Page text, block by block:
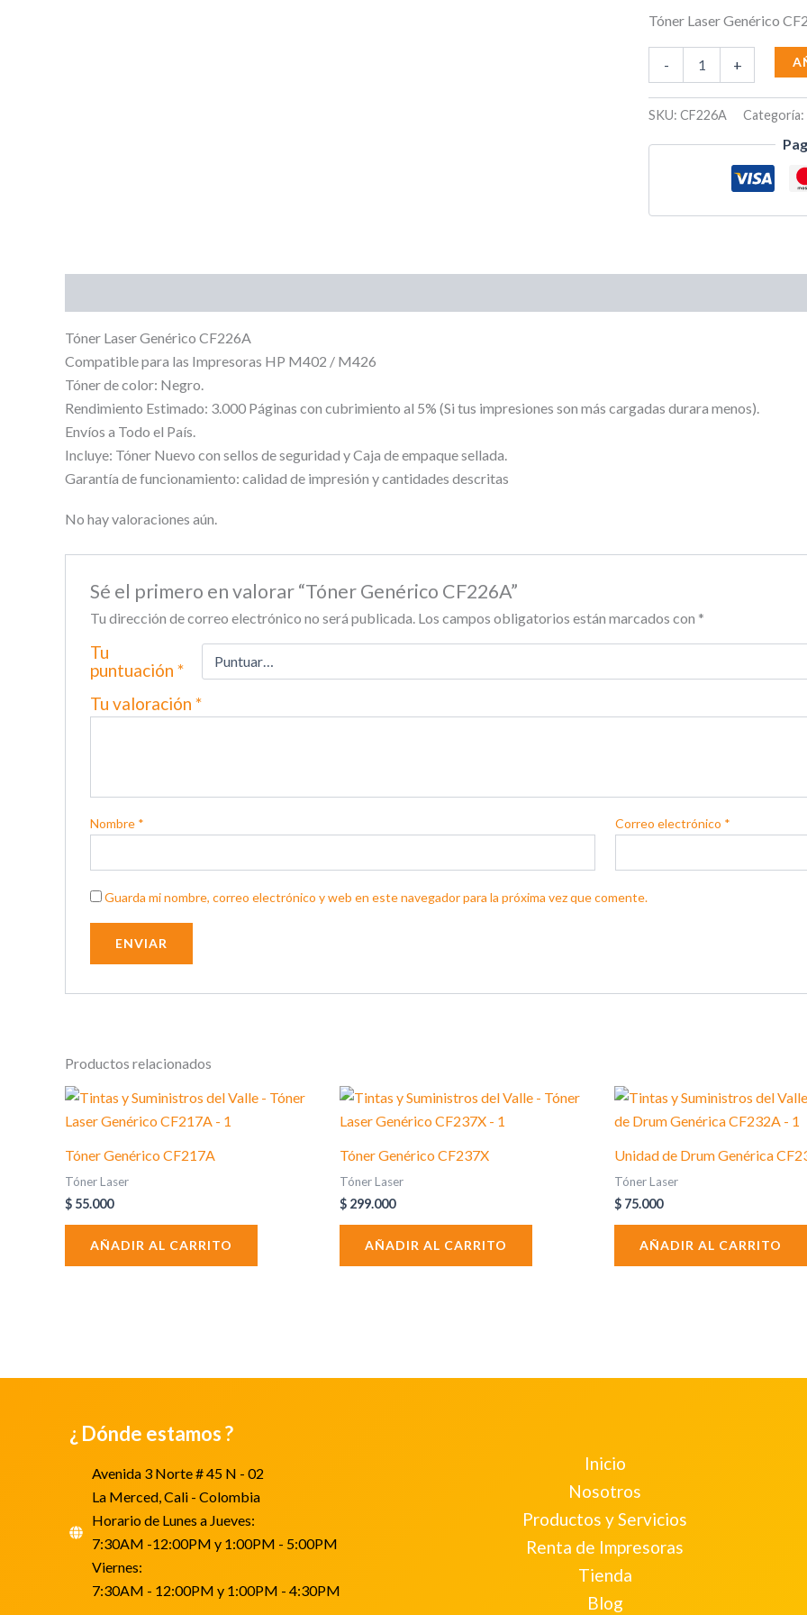
Tóner Laser Genérico
- +
SKU: CF226A Categoría:
Tóner Laser Genérico CF226A
Compatible para las Impresoras HP M402 / M426
Tóner de color: Negro.
Rendimiento Estimado: 3.000 Páginas con cubrimiento al 5% (Si tus impresiones son más cargadas durara menos).
Envíos a Todo el País.
Incluye: Tóner Nuevo con sellos de seguridad y Caja de empaque sellada.
Garantía de funcionamiento: calidad de impresión y cantidades descritas
No hay valoraciones aún.
Sé el primero en valorar “Tóner Genérico CF226A”
Tu dirección de correo electrónico no será publicada. Los campos obligatorios están marcados con *
Tu
puntuación *
Tu valoración *
Nombre * Correo electrónico *
Guarda mi nombre, correo electrónico y web en este navegador para la próxima vez que comente.
Productos relacionados
Tóner Genérico CF217A
Tóner Laser
$ 55.000
AÑADIR AL CARRITO
Tóner Genérico CF237X
Tóner Laser
$ 299.000
AÑADIR AL CARRITO
Unidad de Drum Genérica
Tóner Laser
$ 75.000
AÑADIR AL CARRITO
¿ Dónde estamos ?
Avenida 3 Norte # 45 N - 02
La Merced, Cali - Colombia
Horario de Lunes a Jueves:
7:30AM -12:00PM y 1:00PM - 5:00PM
Viernes:
7:30AM - 12:00PM y 1:00PM - 4:30PM
Inicio
Nosotros
Productos y Servicios
Renta de Impresoras
Tienda
Blog